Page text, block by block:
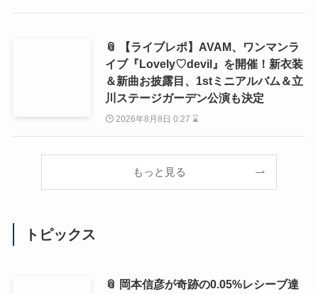
📎 【ライブレポ】AVAM、ワンマンラ
イブ『Lovely♡devil』を開催！新衣装
＆新曲お披露目、1stミニアルバム＆立
川ステージガーデン公演も決定
2026年8月8日 0:27 ⌛
もっと見る
トピックス
📎 岡本信彦が奇跡の0.05%レシーブ達